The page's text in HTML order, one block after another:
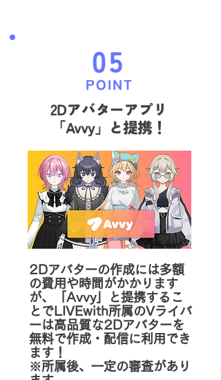
POINT
05
2Dアバターアプリ
「Avvy」と提携！
2Dアバターの作成には多額
の費用や時間がかかります
が、「Avvy」と提携するこ
とでLIVEwith所属のVライバ
ーは高品質な2Dアバターを
無料で作成・配信に利用でき
ます！
※所属後、一定の審査があり